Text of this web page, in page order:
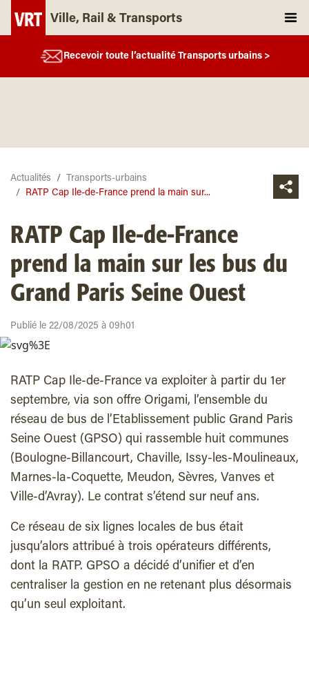
Ville, Rail & Transports
Recevoir toute l’actualité Transports urbains >
Actualités
Transports-urbains
RATP Cap Ile-de-France prend la main sur...
RATP Cap Ile-de-France
prend la main sur les bus du
Grand Paris Seine Ouest
Publié le 22/08/2025 à 09h01
RATP Cap Ile-de-France va exploiter à partir du 1er
septembre, via son offre Origami, l’ensemble du
réseau de bus de l’Etablissement public Grand Paris
Seine Ouest (GPSO) qui rassemble huit communes
(Boulogne-Billancourt, Chaville, Issy-les-Moulineaux,
Marnes-la-Coquette, Meudon, Sèvres, Vanves et
Ville-d’Avray). Le contrat s’étend sur neuf ans.
Ce réseau de six lignes locales de bus était
jusqu’alors attribué à trois opérateurs différents,
dont la RATP. GPSO a décidé d’unifier et d’en
centraliser la gestion en ne retenant plus désormais
qu’un seul exploitant.